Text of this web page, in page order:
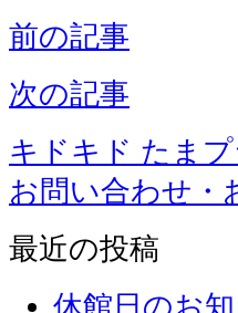
前の記事
次の記事
キドキド たま
お問い合わせ・
最近の投稿
休館日のお